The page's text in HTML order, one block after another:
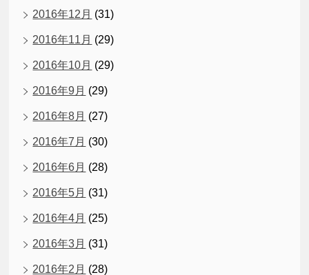
2016年12月 (31)
2016年11月 (29)
2016年10月 (29)
2016年9月 (29)
2016年8月 (27)
2016年7月 (30)
2016年6月 (28)
2016年5月 (31)
2016年4月 (25)
2016年3月 (31)
2016年2月 (28)